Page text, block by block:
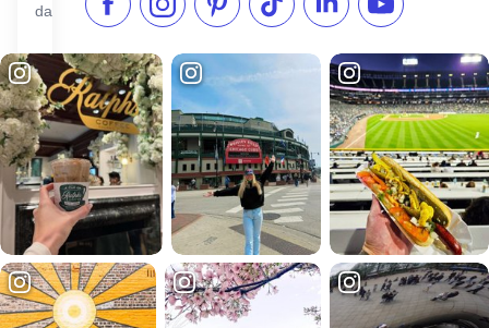
da...
Metti "Mi piace" su Facebook
Seguici su Instagram
Visita il nostro Pinterest
Seguici su TikTok
Seguici su LinkedIn
Iscriviti al